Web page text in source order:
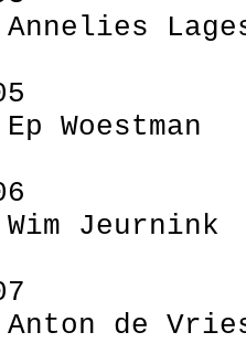
Annelies
Ep Woestman
Wim Jeurnink
Anton de